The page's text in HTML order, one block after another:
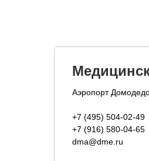
Аэропорт
+7 (495) 504-02-49
+7 (916) 580-04-65
dma@dme.ru